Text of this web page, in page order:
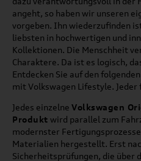
angeht, so haben wir unseren
vorgeben. Ihn wiederzufinden
liebsten in hochwertigen und
Kollektionen. Die Menschheit
Charaktere. Da ist es logisch,
Entdecken Sie auf den
mit Volkswagen Lifestyle.
Jedes einzelne Volkswagen
Produkt wird parallel zum
modernster
Materialien hergestellt. Erst
Sicherheitsprüfungen, die über